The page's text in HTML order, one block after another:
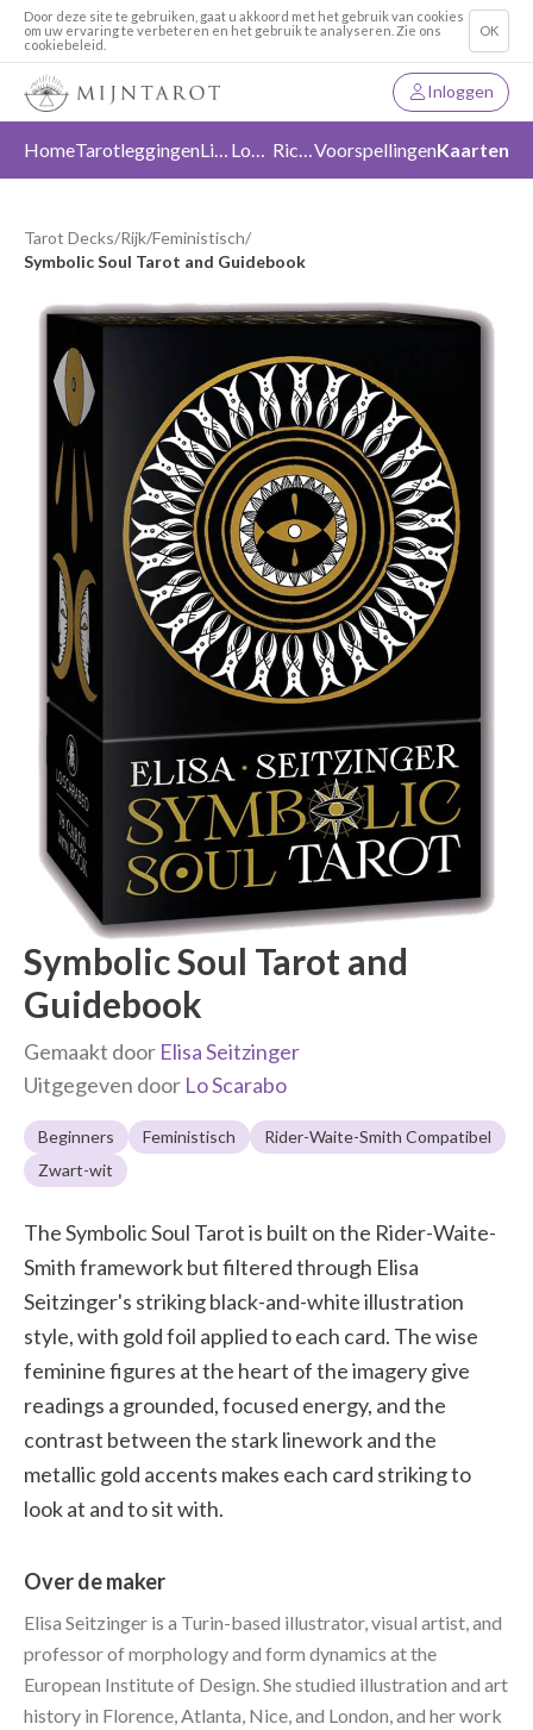
Door deze site te gebruiken, gaat u akkoord met het gebruik van cookies
om uw ervaring te verbeteren en het gebruik te analyseren. Zie ons
cookiebeleid.
OK
Inloggen
HomeTarotleggingen Liefde Loslaten RichtingVoorspellingenKaarten
Tarot Decks/Rijk/Feministisch/
Symbolic Soul Tarot and Guidebook
Symbolic Soul Tarot and
Guidebook
Gemaakt door Elisa Seitzinger
Uitgegeven door Lo Scarabo
Beginners Feministisch
Rider-Waite-Smith Compatibel
Zwart-wit
The Symbolic Soul Tarot is built on the Rider-Waite-
Smith framework but filtered through Elisa
Seitzinger's striking black-and-white illustration
style, with gold foil applied to each card. The wise
feminine figures at the heart of the imagery give
readings a grounded, focused energy, and the
contrast between the stark linework and the
metallic gold accents makes each card striking to
look at and to sit with.
Over de maker
Elisa Seitzinger is a Turin-based illustrator, visual artist, and
professor of morphology and form dynamics at the
European Institute of Design. She studied illustration and art
history in Florence, Atlanta, Nice, and London, and her work